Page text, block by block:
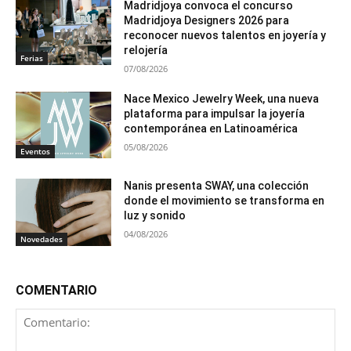
Ferias
Madridjoya convoca el concurso
Madridjoya Designers 2026 para
reconocer nuevos talentos en joyería y
relojería
07/08/2026
Eventos
Nace Mexico Jewelry Week, una nueva
plataforma para impulsar la joyería
contemporánea en Latinoamérica
05/08/2026
Novedades
Nanis presenta SWAY, una colección
donde el movimiento se transforma en
luz y sonido
04/08/2026
COMENTARIO